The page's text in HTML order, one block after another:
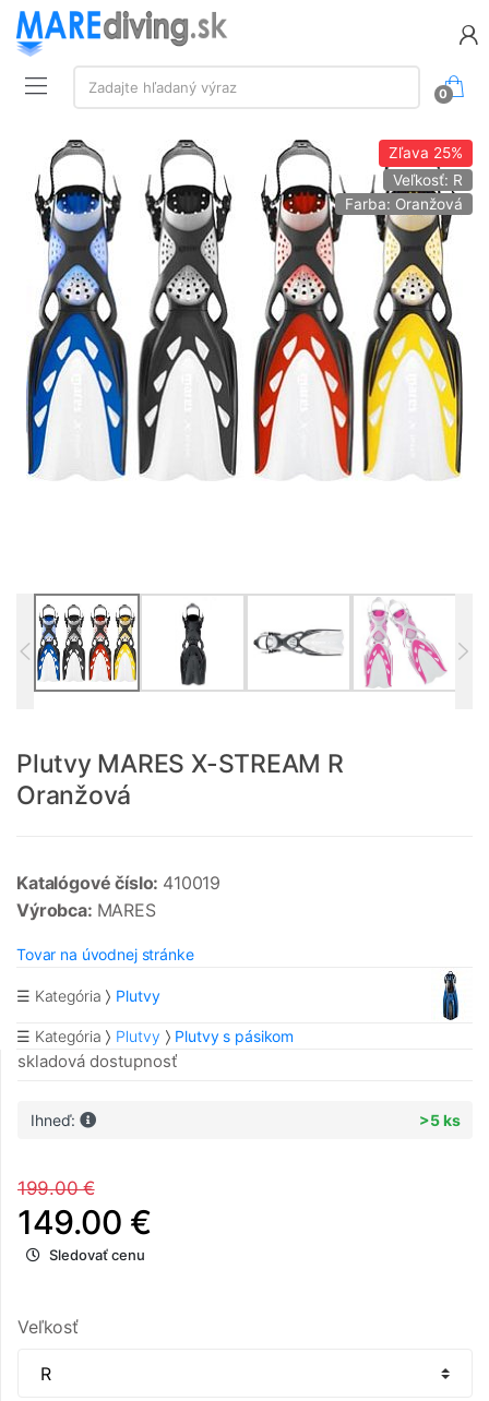
Vyhľadávanie:
Zadajte hľadaný výraz
0
Zľava 25%
Veľkosť: R
Farba: Oranžová
Plutvy MARES X-STREAM R
Oranžová
Katalógové číslo: 410019
Výrobca: MARES
Tovar na úvodnej stránke
☰ Kategória Plutvy
☰ Kategória Plutvy Plutvy s pásikom
skladová dostupnosť
Ihneď: >5 ks
199.00 €
149.00 €
Sledovať cenu
Veľkosť